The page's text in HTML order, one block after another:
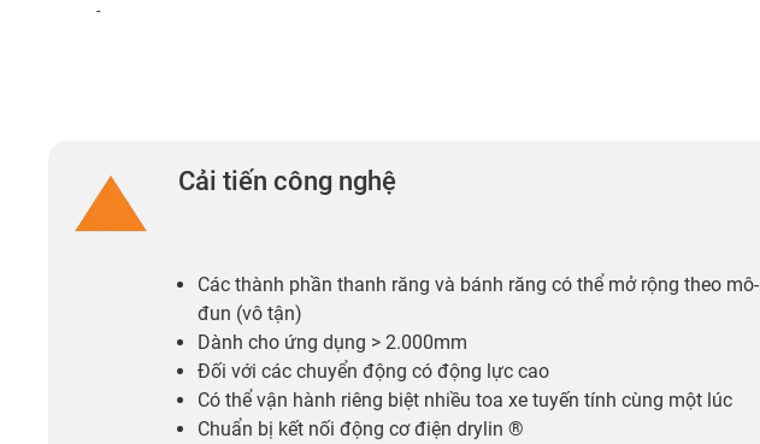
-
Cải tiến công nghệ
Các thành phần thanh răng và bánh răng có thể mở rộng theo mô-
đun (vô tận)
Dành cho ứng dụng > 2.000mm
Đối với các chuyển động có động lực cao
Có thể vận hành riêng biệt nhiều toa xe tuyến tính cùng một lúc
Chuẩn bị kết nối động cơ điện drylin ®